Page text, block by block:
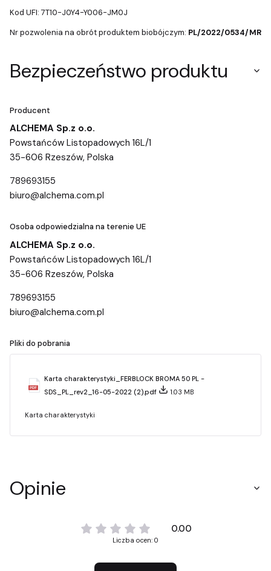
Kod UFI: 7T10-J0Y4-Y006-JM0J
Nr pozwolenia na obrót produktem biobójczym: PL/2022/0534/MR
Bezpieczeństwo produktu
Producent
ALCHEMA Sp.z o.o.
Powstańców Listopadowych 16L/1
35-606 Rzeszów, Polska
789693155
biuro@alchema.com.pl
Osoba odpowiedzialna na terenie UE
ALCHEMA Sp.z o.o.
Powstańców Listopadowych 16L/1
35-606 Rzeszów, Polska
789693155
biuro@alchema.com.pl
Pliki do pobrania
Karta charakterystyki_FERBLOCK BROMA 50 PL -
SDS_PL_rev2_16-05-2022 (2).pdf
1.03 MB
Karta charakterystyki
Opinie
0.00
Liczba ocen: 0